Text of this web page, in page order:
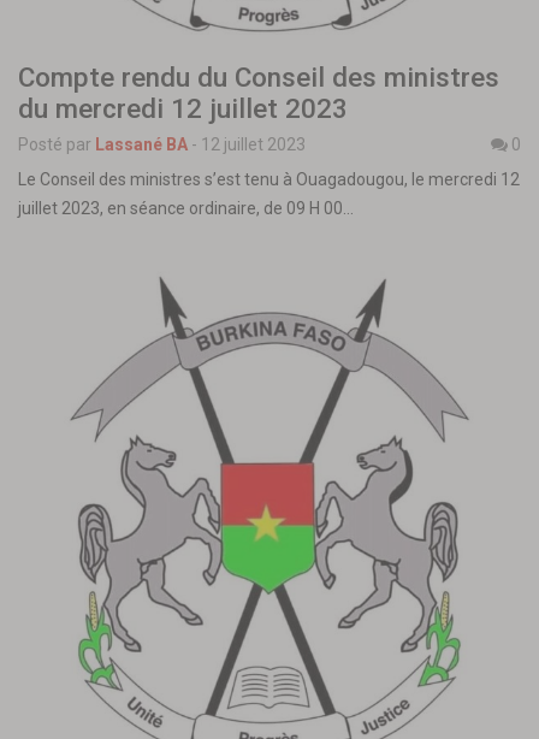
Compte rendu du Conseil des ministres
du mercredi 12 juillet 2023
Posté par Lassané BA - 12 juillet 2023
0
Le Conseil des ministres s’est tenu à Ouagadougou, le mercredi 12
juillet 2023, en séance ordinaire, de 09 H 00…